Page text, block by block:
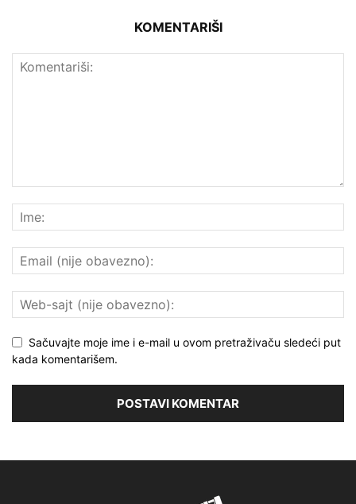
KOMENTARIŠI
Sačuvajte moje ime i e-mail u ovom pretraživaču sledeći put
kada komentarišem.